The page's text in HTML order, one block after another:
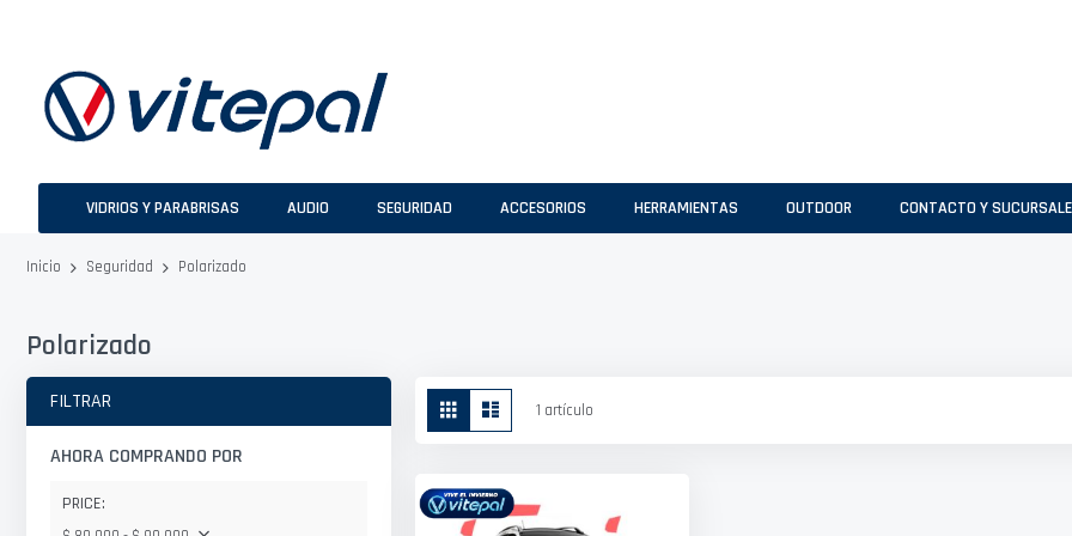
VIDRIOS Y PARABRISAS AUDIO SEGURIDAD ACCESORIOS HERRAMIENTAS OUTDOOR CONTACTO Y
Inicio Seguridad Polarizado
Polarizado
Ver
como
Parrilla 1 artículo
FILTRAR
AHORA COMPRANDO POR
PRICE